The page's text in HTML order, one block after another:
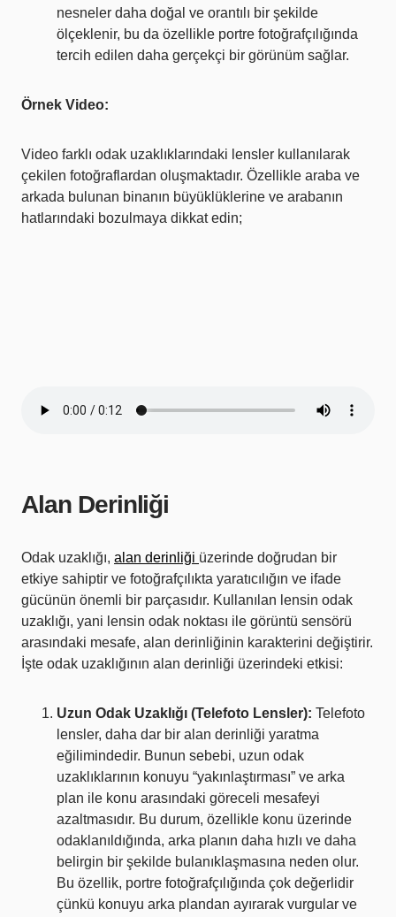
nesneler daha doğal ve orantılı bir şekilde
ölçeklenir, bu da özellikle portre fotoğrafçılığında
tercih edilen daha gerçekçi bir görünüm sağlar.
Örnek Video:
Video farklı odak uzaklıklarındaki lensler kullanılarak
çekilen fotoğraflardan oluşmaktadır. Özellikle araba ve
arkada bulunan binanın büyüklüklerine ve arabanın
hatlarındaki bozulmaya dikkat edin;
Alan Derinliği
Odak uzaklığı, alan derinliği üzerinde doğrudan bir
etkiye sahiptir ve fotoğrafçılıkta yaratıcılığın ve ifade
gücünün önemli bir parçasıdır. Kullanılan lensin odak
uzaklığı, yani lensin odak noktası ile görüntü sensörü
arasındaki mesafe, alan derinliğinin karakterini değiştirir.
İşte odak uzaklığının alan derinliği üzerindeki etkisi:
Uzun Odak Uzaklığı (Telefoto Lensler): Telefoto
lensler, daha dar bir alan derinliği yaratma
eğilimindedir. Bunun sebebi, uzun odak
uzaklıklarının konuyu “yakınlaştırması” ve arka
plan ile konu arasındaki göreceli mesafeyi
azaltmasıdır. Bu durum, özellikle konu üzerinde
odaklanıldığında, arka planın daha hızlı ve daha
belirgin bir şekilde bulanıklaşmasına neden olur.
Bu özellik, portre fotoğrafçılığında çok değerlidir
çünkü konuyu arka plandan ayırarak vurgular ve